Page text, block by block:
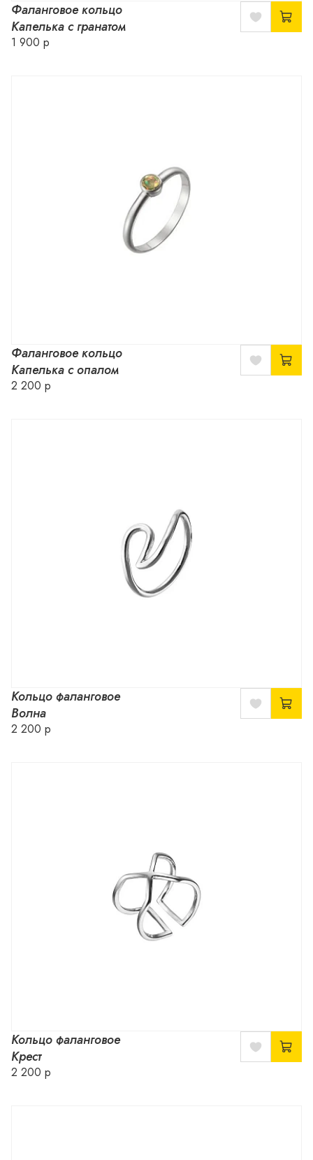
Фаланговое кольцо
Капелька с гранатом
1 900 р
Фаланговое кольцо
Капелька с опалом
2 200 р
Кольцо фаланговое
Волна
2 200 р
Кольцо фаланговое
Крест
2 200 р